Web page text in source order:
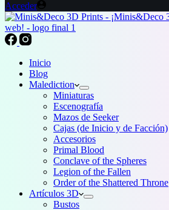
Acceder
Inicio
Blog
Malediction
Miniaturas
Escenografía
Mazos de Seeker
Cajas (de Inicio y de Facción)
Accesorios
Primal Blood
Conclave of the Spheres
Legion of the Fallen
Order of the Shattered Throne
Artículos 3D
Bustos